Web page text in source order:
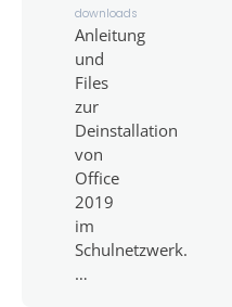
downloads
Anleitung
und
Files
zur
Deinstallation
von
Office
2019
im
Schulnetzwerk.
…